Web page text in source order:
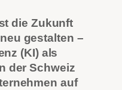
die Zukunft
gestalten –
(KI) als
der Schweiz
auf